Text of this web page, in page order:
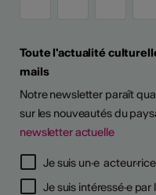
Toute l'actualité
mails
Notre newsletter paraît
sur les nouveautés du
newsletter actuelle
Je suis un·e
Je suis intéressé·e